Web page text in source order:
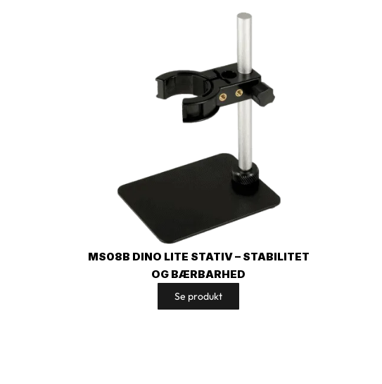
MS08B DINO LITE STATIV – STABILITET
OG BÆRBARHED
Se produkt